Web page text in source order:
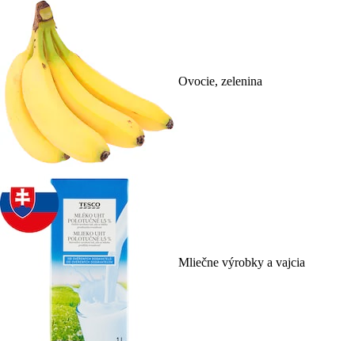
Ovocie, zelenina
Mliečne výrobky a vajcia